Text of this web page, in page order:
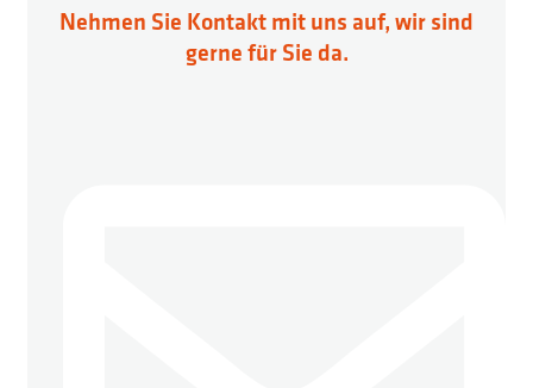
Nehmen Sie Kontakt mit uns auf, wir sind
gerne für Sie da.